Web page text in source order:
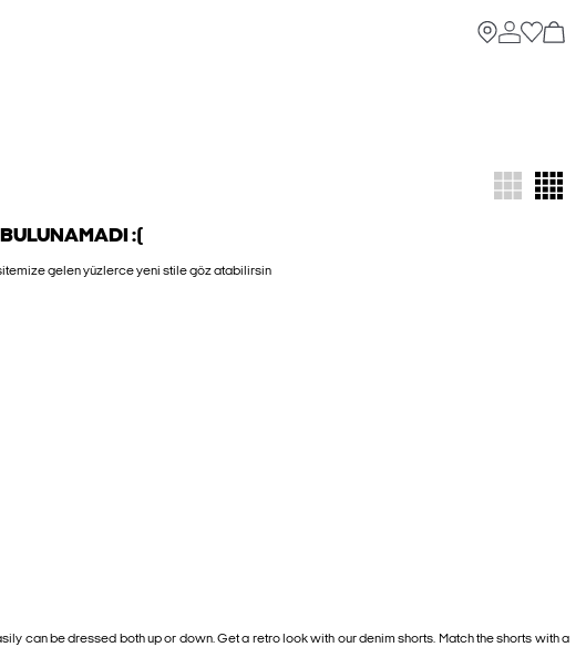
:(
gelen yüzlerce yeni stile göz atabilirsin
can be dressed both up or down. Get a retro look with our denim shorts. Match the shorts with a